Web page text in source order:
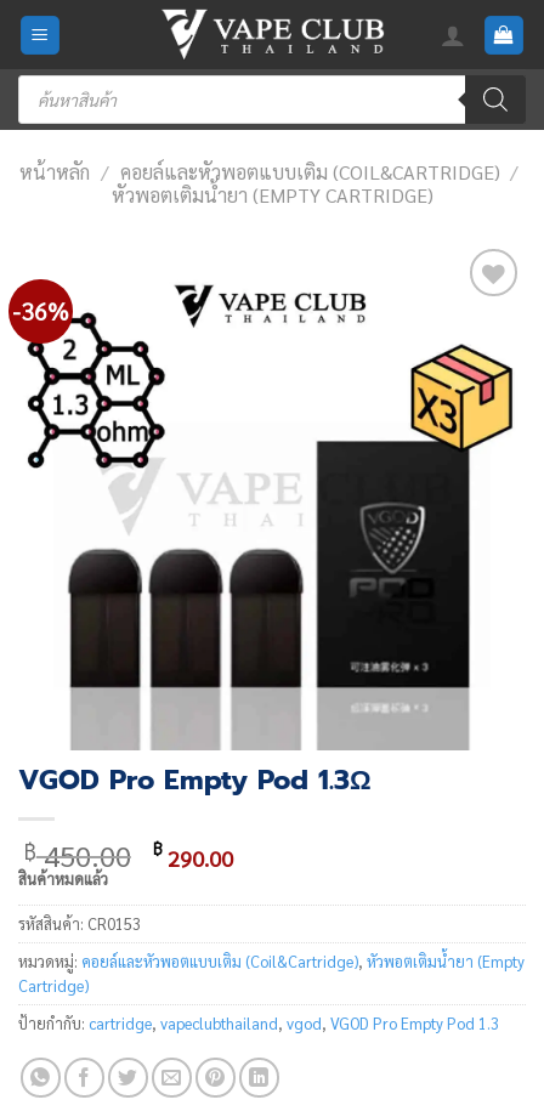
Skip
content
Products
search
หน้าหลัก / คอยล์และหัวพอตแบบเติม (COIL&CARTRIDGE) /
หัวพอตเติมน้ำยา (EMPTY CARTRIDGE)
-36%
wishlist
VGOD Pro Empty Pod 1.3Ω
฿450.00 Original
was:
฿ 450.00.
฿290.00Current
is:
฿ 290.00.
สินค้าหมดแล้ว
รหัสสินค้า: CR0153
หมวดหมู่: คอยล์และหัวพอตแบบเติม (Coil&Cartridge), หัวพอตเติมน้ำยา (Empty
Cartridge)
ป้ายกำกับ: cartridge, vapeclubthailand, vgod, VGOD Pro Empty Pod 1.3